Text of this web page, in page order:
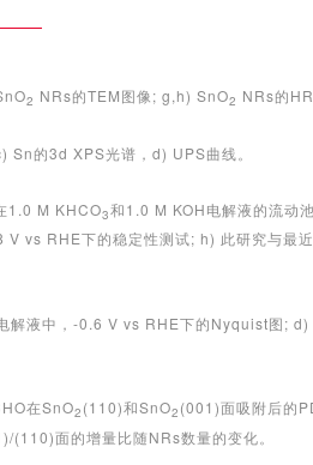
2 NRs的TEM图像; g,h) SnO2 NRs的
的3d XPS光谱，d) UPS曲线。
1.0 M KHCO3和1.0 M KOH电解液的流动
vs RHE下的稳定性测试; h) 此研究与最
解液中，-0.6 V vs RHE下的Nyquist图;
在SnO2 (110)和SnO2 (001)面吸附后的
面的增量比随NRs数量的变化。